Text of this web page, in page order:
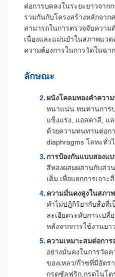
ต่อการบดลงในระยะยาวจาก
รวมกันกับโครงสร้างหลักจาก
สามารถในการตรวจจับความ
เนื่องและแม่นยําในสภาพแว
ความต้องการในการวัดในฉ
ลักษณะ
ผนังโคลมทองคําควา
หนาแน่น ทนทานการ
แข็งแรง, แอลคาลี, แ
ด้วยความทนทานต่อก
diaphragms โลหะทั่ว
การป้องกันแบบสองแ
สีทองผสมผสานกับส่ว
เต็ม เพื่อแยกการเจาะ
ความมั่นคงสูงในสภา
คําไม่ปฏิกิริยากับสื่อที่
ละเอียดระดับการเปลี่
หลังจากการใช้งานยา
ความเหมาะสมต่อกา
อย่างมั่นคงในการวัด
ของเหลว/ก๊าซที่มีอัตร
กรดซัลฟูริก,กรดไนโ